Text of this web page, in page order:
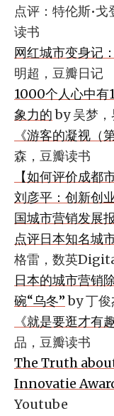
点评：特伦斯•
读书
网红城市变身记
明超，豆瓣日记
1000个人心中有
象力的by 吴梦
《游客的凝视（
森，豆瓣读书
【如何评价成都
刘彦平：创新创
国城市营销发展
点评日本知名城
格雷，数英
日本的城市营销
碗“乌冬”by 丁
《就是要逛才有趣
品，豆瓣读书
The Truth
Innovatie
Youtube